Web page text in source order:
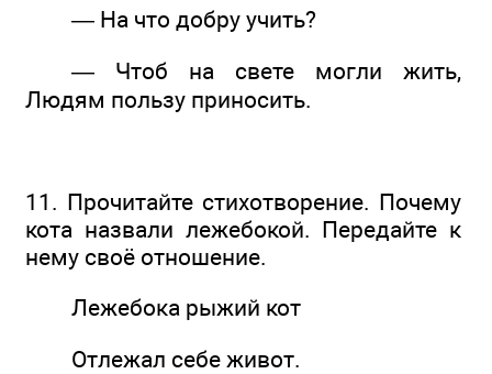
— На что добру учить?
— Чтоб на свете могли жить,
Людям пользу приносить.
11. Прочитайте стихотворение. Почему
кота назвали лежебокой. Передайте к
нему своё отношение.
Лежебока рыжий кот
Отлежал себе живот.